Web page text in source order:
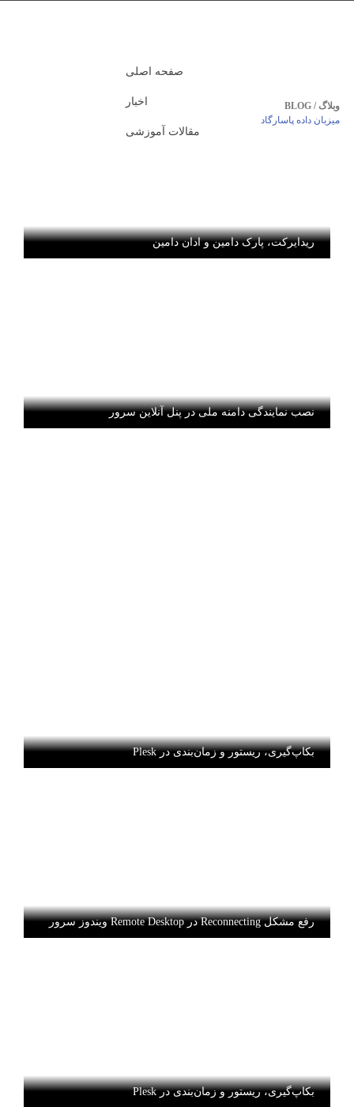
وبلاگ / BLOG
میزبان داده پاسارگاد
صفحه اصلی
اخبار
مقالات آموزشی
ریدایرکت، پارک دامین و ادان دامین
نصب نمایندگی دامنه ملی در پنل آنلاین سرور
بکاپ‌گیری، ریستور و زمان‌بندی در Plesk
رفع مشکل Reconnecting در Remote Desktop ویندوز سرور
بکاپ‌گیری، ریستور و زمان‌بندی در Plesk